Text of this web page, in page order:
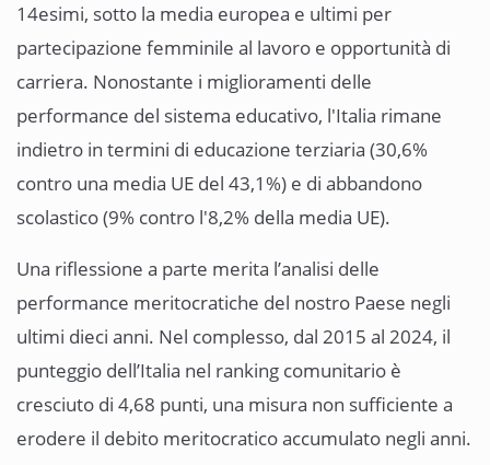
14esimi, sotto la media europea e ultimi per
partecipazione femminile al lavoro e opportunità di
carriera. Nonostante i miglioramenti delle
performance del sistema educativo, l'Italia rimane
indietro in termini di educazione terziaria (30,6%
contro una media UE del 43,1%) e di abbandono
scolastico (9% contro l'8,2% della media UE).
Una riflessione a parte merita l’analisi delle
performance meritocratiche del nostro Paese negli
ultimi dieci anni. Nel complesso, dal 2015 al 2024, il
punteggio dell’Italia nel ranking comunitario è
cresciuto di 4,68 punti, una misura non sufficiente a
erodere il debito meritocratico accumulato negli anni.